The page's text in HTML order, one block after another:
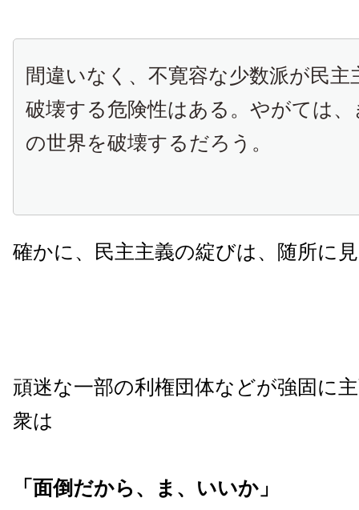
間違いなく、不寛容な少数派が民主
破壊する危険性はある。やがては
の世界を破壊するだろう。
確かに、民主主義の綻びは、随所に
頑迷な一部の利権団体などが強固に
衆は
「面倒だから、ま、いいか」